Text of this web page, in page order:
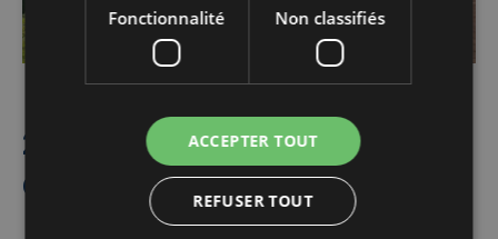
2 : Service de livraison et
d’installation de confiance
Fonctionnalité Non classifiés
ACCEPTER TOUT
REFUSER TOUT